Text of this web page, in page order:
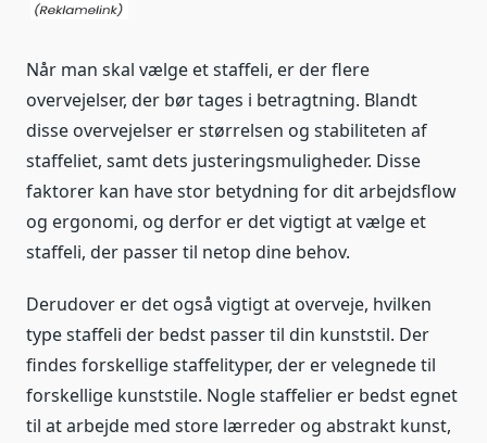
Når man skal vælge et staffeli, er der flere
overvejelser, der bør tages i betragtning. Blandt
disse overvejelser er størrelsen og stabiliteten af
staffeliet, samt dets justeringsmuligheder. Disse
faktorer kan have stor betydning for dit arbejdsflow
og ergonomi, og derfor er det vigtigt at vælge et
staffeli, der passer til netop dine behov.
Derudover er det også vigtigt at overveje, hvilken
type staffeli der bedst passer til din kunststil. Der
findes forskellige staffelityper, der er velegnede til
forskellige kunststile. Nogle staffelier er bedst egnet
til at arbejde med store lærreder og abstrakt kunst,